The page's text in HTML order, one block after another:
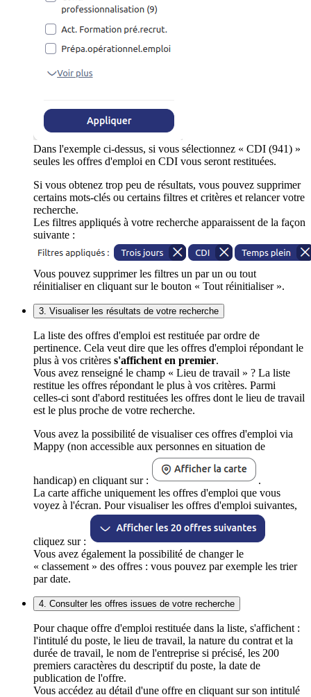
Dans l'exemple ci-dessus, si vous sélectionnez « CDI (941) »
seules les offres d'emploi en CDI vous seront restituées.
Si vous obtenez trop peu de résultats, vous pouvez supprimer
certains mots-clés ou certains filtres et critères et relancer votre
recherche.
Les filtres appliqués à votre recherche apparaissent de la façon
suivante :
Vous pouvez supprimer les filtres un par un ou tout
réinitialiser en cliquant sur le bouton « Tout réinitialiser ».
3. Visualiser les résultats de votre recherche
La liste des offres d'emploi est restituée par ordre de
pertinence. Cela veut dire que les offres d'emploi répondant le
plus à vos critères s'affichent en premier.
Vous avez renseigné le champ « Lieu de travail » ? La liste
restitue les offres répondant le plus à vos critères. Parmi
celles-ci sont d'abord restituées les offres dont le lieu de travail
est le plus proche de votre recherche.
Vous avez la possibilité de visualiser ces offres d'emploi via
Mappy (non accessible aux personnes en situation de
handicap) en cliquant sur :
.
La carte affiche uniquement les offres d'emploi que vous
voyez à l'écran. Pour visualiser les offres d'emploi suivantes,
cliquez sur :
Vous avez également la possibilité de changer le
« classement » des offres : vous pouvez par exemple les trier
par date.
4. Consulter les offres issues de votre recherche
Pour chaque offre d'emploi restituée dans la liste, s'affichent :
l'intitulé du poste, le lieu de travail, la nature du contrat et la
durée de travail, le nom de l'entreprise si précisé, les 200
premiers caractères du descriptif du poste, la date de
publication de l'offre.
Vous accédez au détail d'une offre en cliquant sur son intitulé